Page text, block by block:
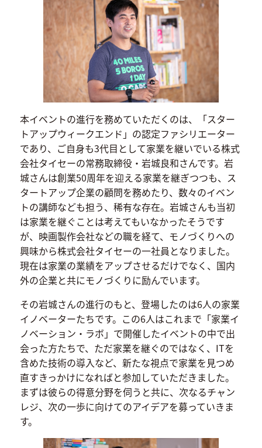
本イベントの進行を務めていただくのは、「スター
トアップウィークエンド」の認定ファシリエーター
であり、ご自身も3代目として家業を継いでいる株式
会社タイセーの常務取締役・岩城良和さんです。岩
城さんは創業50周年を迎える家業を継ぎつつも、ス
タートアップ企業の顧問を務めたり、数々のイベン
トの講師なども担う、稀有な存在。岩城さんも当初
は家業を継ぐことは考えてもいなかったそうです
が、映画製作会社などの職を経て、モノづくりへの
興味から株式会社タイセーの一社員となりました。
現在は家業の業績をアップさせるだけでなく、国内
外の企業と共にモノづくりに励んでいます。
その岩城さんの進行のもと、登場したのは6人の家業
イノベーターたちです。この6人はこれまで「家業イ
ノベーション・ラボ」で開催したイベントの中で出
会った方たちで、ただ家業を継ぐのではなく、ITを
含めた技術の導入など、新たな視点で家業を見つめ
直すきっかけになればと参加していただきました。
まずは彼らの得意分野を伺うと共に、次なるチャン
レジ、次の一歩に向けてのアイデアを募っていきま
す。